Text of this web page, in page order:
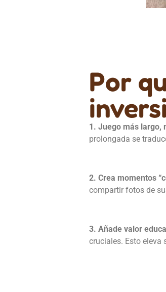
Por
1. Juego más largo,
prolongada se
2. Crea momentos
compartir fotos de
3. Añade valor
cruciales. Esto